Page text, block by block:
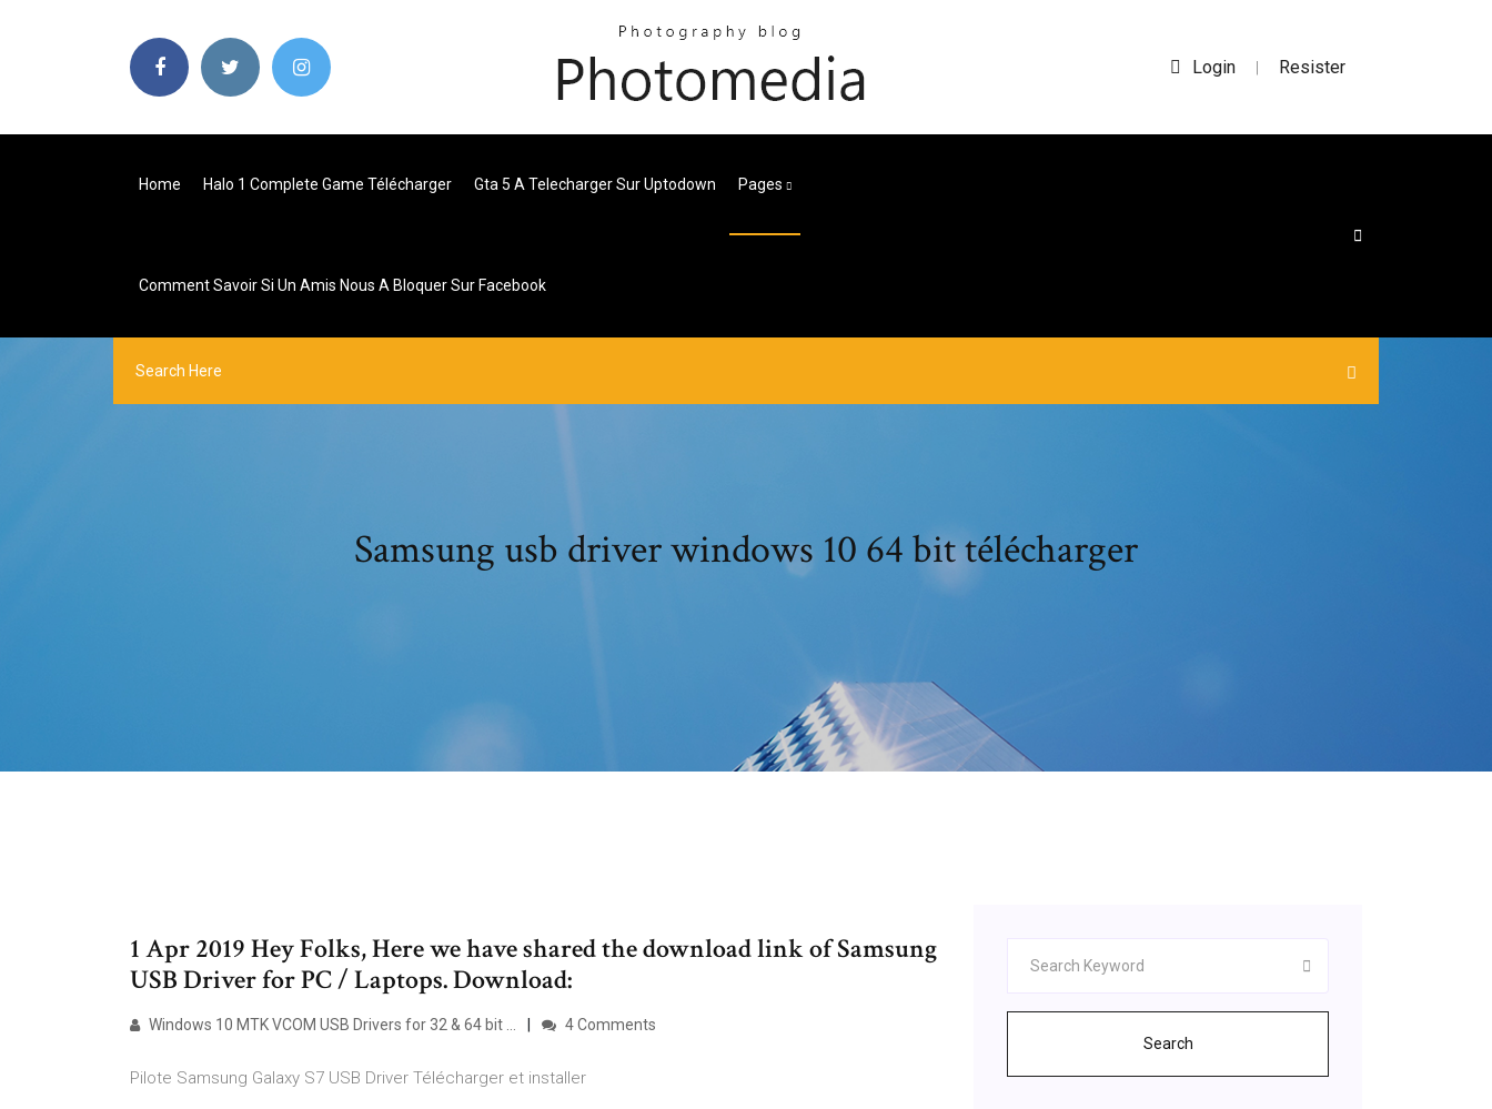
Login | Resister
Home Halo 1 Complete Game Télécharger Gta 5 A Telecharger Sur Uptodown Pages
Comment Savoir Si Un Amis Nous A Bloquer Sur Facebook
Samsung usb driver windows 10 64 bit télécharger
1 Apr 2019 Hey Folks, Here we have shared the download link of Samsung
USB Driver for PC / Laptops. Download:
Windows 10 MTK VCOM USB Drivers for 32 & 64 bit … 4 Comments
Pilote Samsung Galaxy S7 USB Driver Télécharger et installer
Search